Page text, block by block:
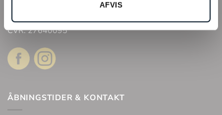
AFVIS
Arne Jacobsens Allé 12, butik 105 C/O Field’s
2300 København
CVR: 27640095
ÅBNINGSTIDER & KONTAKT